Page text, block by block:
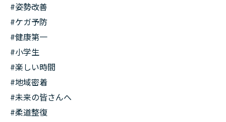
#姿勢改善
#ケガ予防
#健康第一
#小学生
#楽しい時間
#地域密着
#未来の皆さんへ
#柔道整復